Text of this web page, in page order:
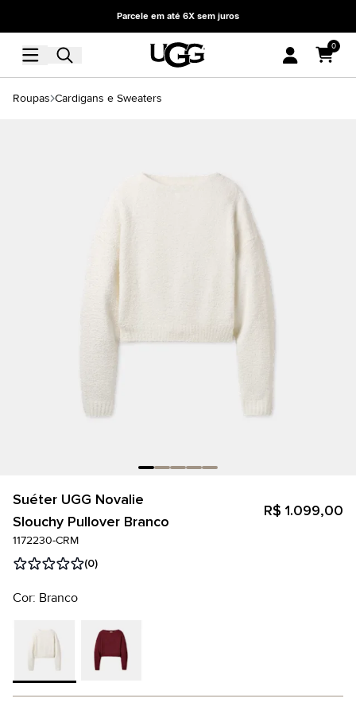
Parcele em até 6X sem juros
0
Roupas Cardigans e Sweaters
Suéter UGG Novalie
Slouchy Pullover Branco
R$ 1.099,00
1172230-CRM
(0)
Cor: Branco